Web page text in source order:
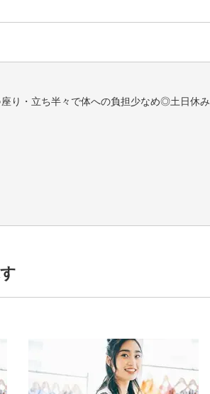
り・立ち半々で体への負担少なめ◎土日休み